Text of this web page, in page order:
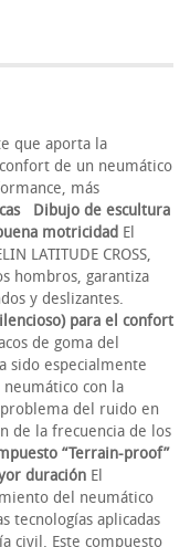
que aporta la
de un neumático
más
Dibujo de escultura
motricidad El
LATITUDE CROSS,
hombros, garantiza
y deslizantes.
para el confort
de goma del
sido especialmente
con la
del ruido en
de la frecuencia de los
“Terrain-proof”
duración El
del neumático
tecnologías aplicadas
civil. Este compuesto